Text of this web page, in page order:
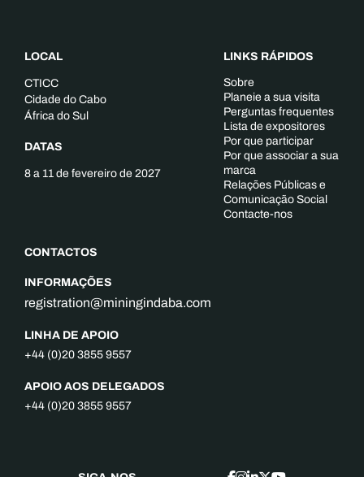
LOCAL
CTICC
Cidade do Cabo
África do Sul
DATAS
8 a 11 de fevereiro de 2027
CONTACTOS
INFORMAÇÕES
registration@miningindaba.com
LINHA DE APOIO
+44 (0)20 3855 9557
APOIO AOS DELEGADOS
+44 (0)20 3855 9557
LINKS RÁPIDOS
Sobre
Planeie a sua visita
Perguntas frequentes
Lista de expositores
Por que participar
Por que associar a sua
marca
Relações Públicas e
Comunicação Social
Contacte-nos